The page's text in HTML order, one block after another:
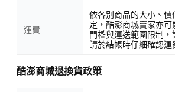
運費
依各別商品的大小、價
定，酷澎商城賣家亦可
門檻與運送範圍限制，
請於結帳時仔細確認運
酷澎商城退換貨政策